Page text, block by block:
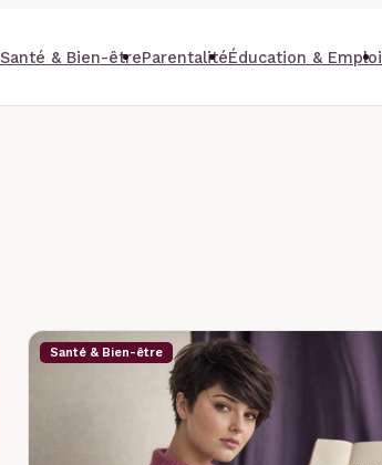
Santé & Bien-êtreParentalitéÉducation & Emploi
Santé & Bien-être